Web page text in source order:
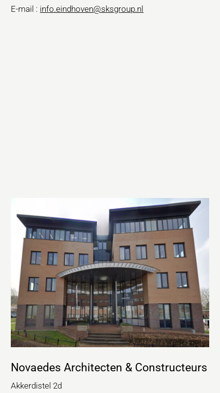
E-mail : info.eindhoven@sksgroup.nl
Novaedes Architecten & Constructeurs
Akkerdistel 2d